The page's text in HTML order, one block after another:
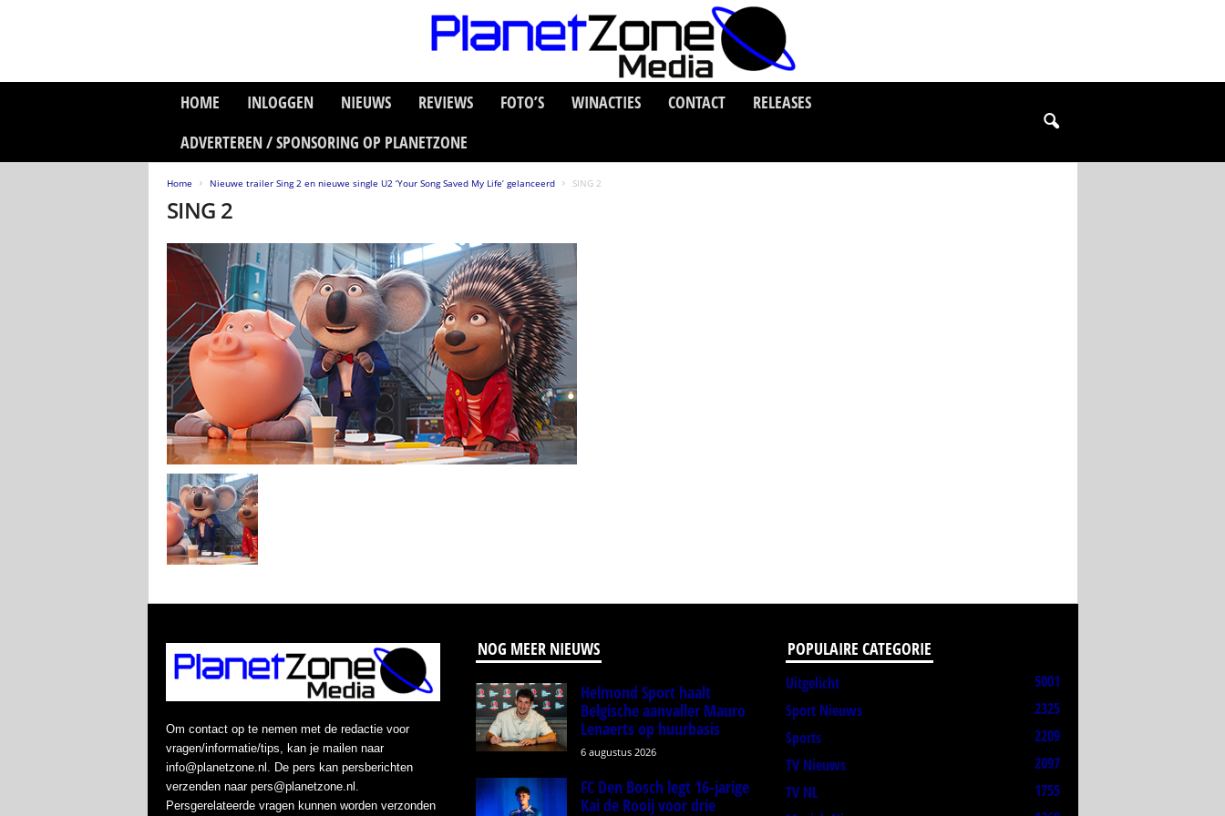
HOME INLOGGEN NIEUWS REVIEWS FOTO’S WINACTIES CONTACT
RELEASES
ADVERTEREN / SPONSORING OP PLANETZONE
Home Nieuwe trailer Sing 2 en nieuwe single U2 ‘Your Song Saved My Life’ gelanceerd SING 2
SING 2
Om contact op te nemen met de redactie voor
vragen/informatie/tips, kan je mailen naar
info@planetzone.nl. De pers kan persberichten
verzenden naar pers@planetzone.nl.
Persgerelateerde vragen kunnen worden verzonden
NOG MEER NIEUWS
Helmond Sport haalt
Belgische aanvaller Mauro
Lenaerts op huurbasis
6 augustus 2026
FC Den Bosch legt 16-jarige
Kai de Rooij voor drie
POPULAIRE CATEGORIE
Uitgelicht
5001
Sport Nieuws
2325
Sports
2209
TV Nieuws
2097
TV NL
1755